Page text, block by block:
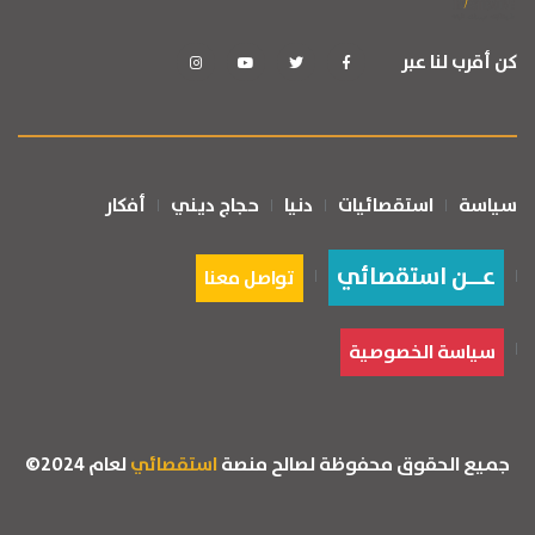
كن أقرب لنا عبر
سياسة استقصائيات دنيا حجاج ديني أفكار
عــن استقصائي تواصل معنا
سياسة الخصوصية
جميع الحقوق محفوظة لصالح منصةاستقصائيلعام 2024©